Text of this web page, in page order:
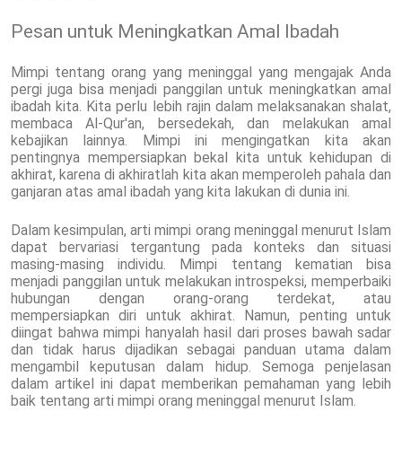
Pesan untuk Meningkatkan Amal Ibadah
Mimpi tentang orang yang meninggal yang mengajak Anda
pergi juga bisa menjadi panggilan untuk meningkatkan amal
ibadah kita. Kita perlu lebih rajin dalam melaksanakan shalat,
membaca Al-Qur'an, bersedekah, dan melakukan amal
kebajikan lainnya. Mimpi ini mengingatkan kita akan
pentingnya mempersiapkan bekal kita untuk kehidupan di
akhirat, karena di akhiratlah kita akan memperoleh pahala dan
ganjaran atas amal ibadah yang kita lakukan di dunia ini.
Dalam kesimpulan, arti mimpi orang meninggal menurut Islam
dapat bervariasi tergantung pada konteks dan situasi
masing-masing individu. Mimpi tentang kematian bisa
menjadi panggilan untuk melakukan introspeksi, memperbaiki
hubungan dengan orang-orang terdekat, atau
mempersiapkan diri untuk akhirat. Namun, penting untuk
diingat bahwa mimpi hanyalah hasil dari proses bawah sadar
dan tidak harus dijadikan sebagai panduan utama dalam
mengambil keputusan dalam hidup. Semoga penjelasan
dalam artikel ini dapat memberikan pemahaman yang lebih
baik tentang arti mimpi orang meninggal menurut Islam.